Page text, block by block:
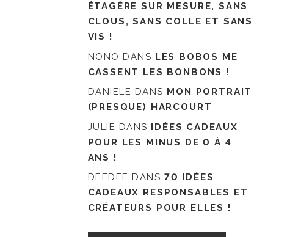
ÉTAGÈRE SUR MESURE, SANS
CLOUS, SANS COLLE ET SANS
VIS !
NONO DANS LES BOBOS ME
CASSENT LES BONBONS !
DANIELE DANS MON PORTRAIT
(PRESQUE) HARCOURT
JULIE DANS IDÉES CADEAUX
POUR LES MINUS DE 0 À 4
ANS !
DEEDEE DANS 70 IDÉES
CADEAUX RESPONSABLES ET
CRÉATEURS POUR ELLES !